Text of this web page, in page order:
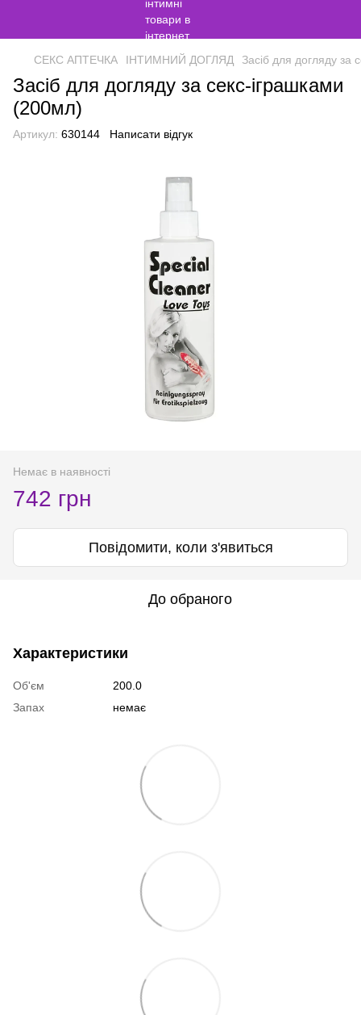
СЕКС АПТЕЧКА ІНТИМНИЙ ДОГЛЯД Засіб для догляду за
Засіб для догляду за секс-іграшками
(200мл)
Артикул: 630144 Написати відгук
Немає в наявності
742 грн
Повідомити, коли з'явиться
До обраного
Характеристики
Об'єм
200.0
Запах
немає